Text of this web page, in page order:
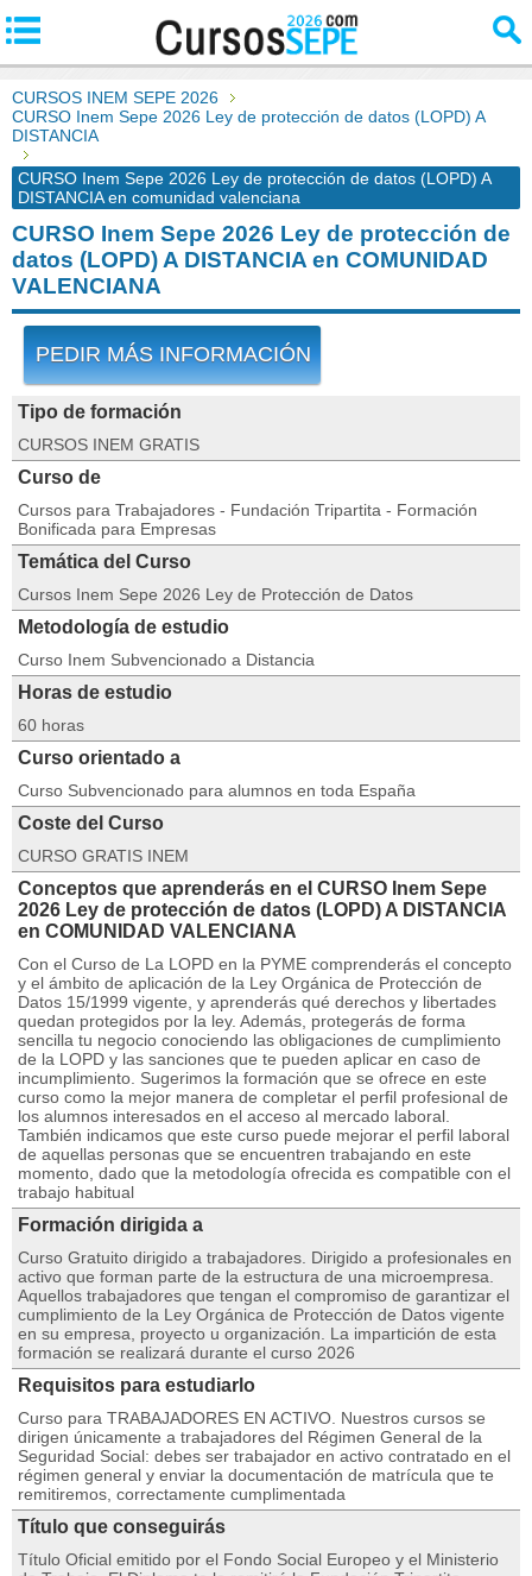
CURSOS INEM SEPE 2026
CURSO Inem Sepe 2026 Ley de protección de datos (LOPD) A
DISTANCIA
CURSO Inem Sepe 2026 Ley de protección de datos (LOPD) A
DISTANCIA en comunidad valenciana
CURSO Inem Sepe 2026 Ley de protección de
datos (LOPD) A DISTANCIA en COMUNIDAD
VALENCIANA
PEDIR MÁS INFORMACIÓN
Tipo de formación
CURSOS INEM GRATIS
Curso de
Cursos para Trabajadores - Fundación Tripartita - Formación
Bonificada para Empresas
Temática del Curso
Cursos Inem Sepe 2026 Ley de Protección de Datos
Metodología de estudio
Curso Inem Subvencionado a Distancia
Horas de estudio
60 horas
Curso orientado a
Curso Subvencionado para alumnos en toda España
Coste del Curso
CURSO GRATIS INEM
Conceptos que aprenderás en el CURSO Inem Sepe
2026 Ley de protección de datos (LOPD) A DISTANCIA
en COMUNIDAD VALENCIANA
Con el Curso de La LOPD en la PYME comprenderás el concepto
y el ámbito de aplicación de la Ley Orgánica de Protección de
Datos 15/1999 vigente, y aprenderás qué derechos y libertades
quedan protegidos por la ley. Además, protegerás de forma
sencilla tu negocio conociendo las obligaciones de cumplimiento
de la LOPD y las sanciones que te pueden aplicar en caso de
incumplimiento. Sugerimos la formación que se ofrece en este
curso como la mejor manera de completar el perfil profesional de
los alumnos interesados en el acceso al mercado laboral.
También indicamos que este curso puede mejorar el perfil laboral
de aquellas personas que se encuentren trabajando en este
momento, dado que la metodología ofrecida es compatible con el
trabajo habitual
Formación dirigida a
Curso Gratuito dirigido a trabajadores. Dirigido a profesionales en
activo que forman parte de la estructura de una microempresa.
Aquellos trabajadores que tengan el compromiso de garantizar el
cumplimiento de la Ley Orgánica de Protección de Datos vigente
en su empresa, proyecto u organización. La impartición de esta
formación se realizará durante el curso 2026
Requisitos para estudiarlo
Curso para TRABAJADORES EN ACTIVO. Nuestros cursos se
dirigen únicamente a trabajadores del Régimen General de la
Seguridad Social: debes ser trabajador en activo contratado en el
régimen general y enviar la documentación de matrícula que te
remitiremos, correctamente cumplimentada
Título que conseguirás
Título Oficial emitido por el Fondo Social Europeo y el Ministerio